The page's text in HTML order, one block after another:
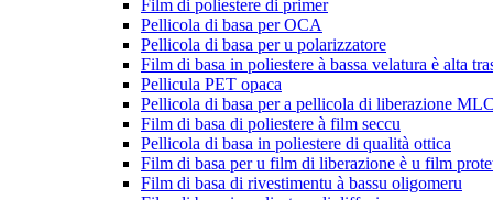
Film di poliestere di primer
Pellicola di basa per OCA
Pellicola di basa per u polarizzatore
Film di basa in poliestere à bassa velatura è alta
Pellicula PET opaca
Pellicola di basa per a pellicola di liberazione
Film di basa di poliestere à film seccu
Pellicola di basa in poliestere di qualità ottica
Film di basa per u film di liberazione è u film
Film di basa di rivestimentu à bassu oligomeru